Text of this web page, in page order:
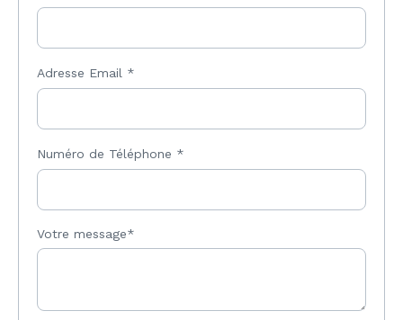
Adresse Email *
Numéro de Téléphone *
Votre message*